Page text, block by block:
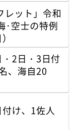
レット」令和
空士の特例
2日・3日付
、海自20
け、1佐人